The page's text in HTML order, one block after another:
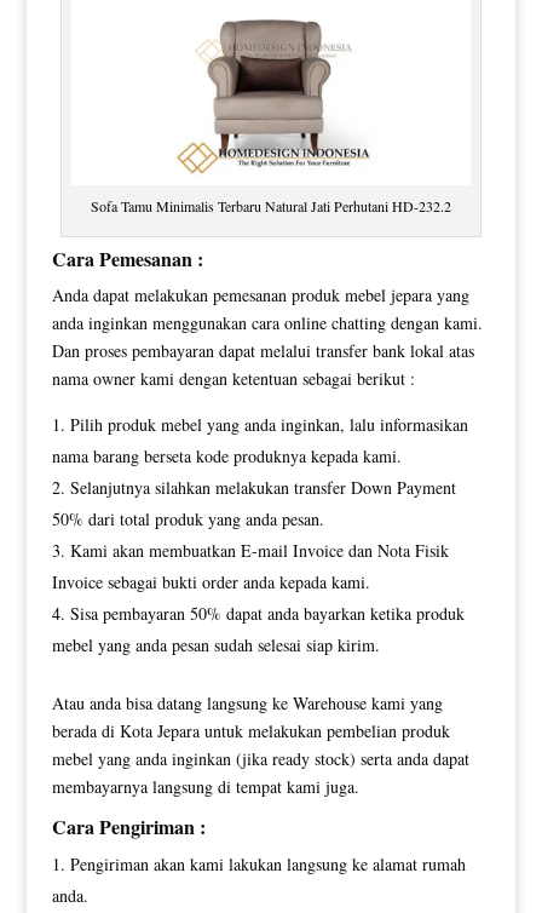
Sofa Tamu Minimalis Terbaru Natural Jati Perhutani HD-232.2
Cara Pemesanan :
Anda dapat melakukan pemesanan produk mebel jepara yang
anda inginkan menggunakan cara online chatting dengan kami.
Dan proses pembayaran dapat melalui transfer bank lokal atas
nama owner kami dengan ketentuan sebagai berikut :
Pilih produk mebel yang anda inginkan, lalu informasikan
nama barang berseta kode produknya kepada kami.
Selanjutnya silahkan melakukan transfer Down Payment
50% dari total produk yang anda pesan.
Kami akan membuatkan E-mail Invoice dan Nota Fisik
Invoice sebagai bukti order anda kepada kami.
Sisa pembayaran 50% dapat anda bayarkan ketika produk
mebel yang anda pesan sudah selesai siap kirim.
Atau anda bisa datang langsung ke Warehouse kami yang
berada di Kota Jepara untuk melakukan pembelian produk
mebel yang anda inginkan (jika ready stock) serta anda dapat
membayarnya langsung di tempat kami juga.
Cara Pengiriman :
Pengiriman akan kami lakukan langsung ke alamat rumah
anda.